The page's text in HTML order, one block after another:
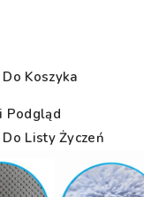
Koszyka
Podgląd
Listy Życzeń